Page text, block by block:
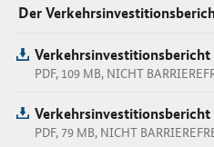
Der
PDF, 109 MB, NICHT
PDF, 79 MB, NICHT